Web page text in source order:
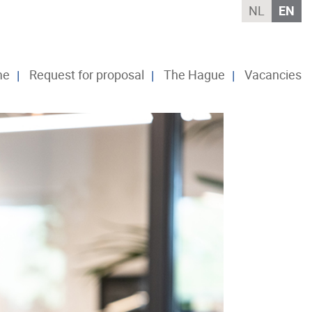
NL EN
Request for proposal The Hague Vacancies